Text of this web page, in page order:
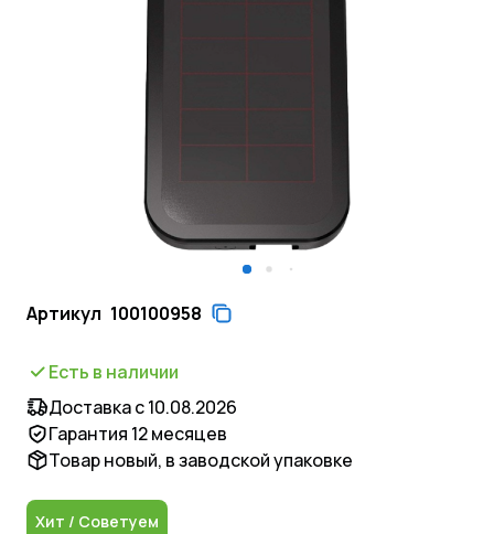
Артикул 100100958
Есть в наличии
Доставка с 10.08.2026
Гарантия 12 месяцев
Товар новый, в заводской упаковке
Хит / Советуем